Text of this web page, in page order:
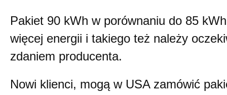
Pakiet 90 kWh w porównaniu do 85
więcej energii i takiego też należy
zdaniem producenta.
Nowi klienci, mogą w USA zamówić